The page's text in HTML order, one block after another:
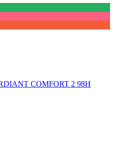
COMFORT 2 98H